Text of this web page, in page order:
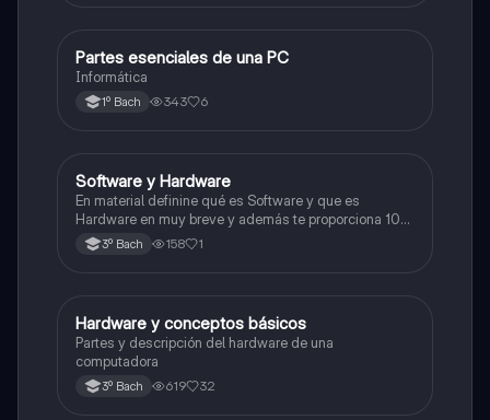
Informática
Partes esenciales de una PC
Informática
1º Bach 343 6
Tecnología de la información y comunicación
Software y Hardware
En material definine qué es Software y que es
Hardware en muy breve y además te proporciona 10
ejemplos de cada uno que serían los más conocidos o
más relevantes.
3º Bach 158 1
Informática
Hardware y conceptos básicos
Partes y descripción del hardware de una
computadora
3º Bach 619 32